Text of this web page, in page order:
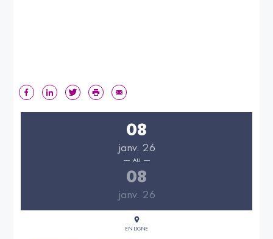
08
janv. 26
AU
08
janv. 26
EN LIGNE